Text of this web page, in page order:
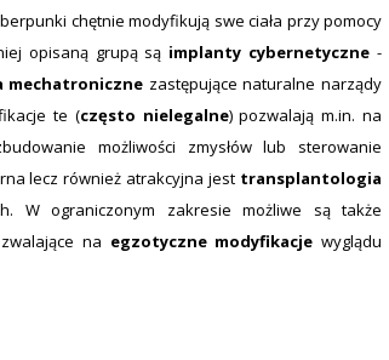
chętnie modyfikują swe ciała przy pomocy
opisaną grupą są implanty cybernetyczne -
mechatroniczne zastępujące naturalne narządy
te (często nielegalne) pozwalają m.in. na
możliwości zmysłów lub sterowanie
lecz również atrakcyjna jest transplantologia
W ograniczonym zakresie możliwe są także
na egzotyczne modyfikacje wyglądu